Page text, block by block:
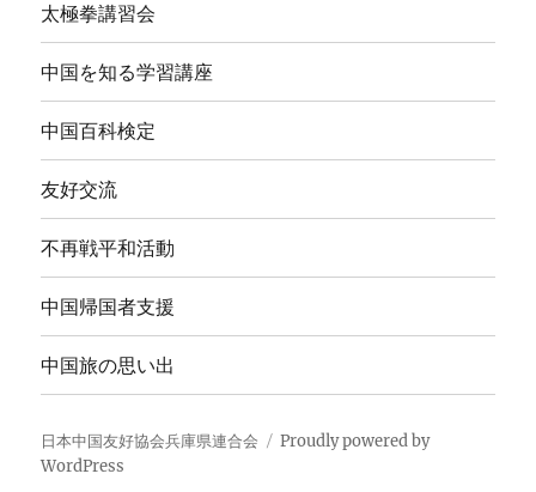
太極拳講習会
中国を知る学習講座
中国百科検定
友好交流
不再戦平和活動
中国帰国者支援
中国旅の思い出
日本中国友好協会兵庫県連合会
Proudly powered by
WordPress